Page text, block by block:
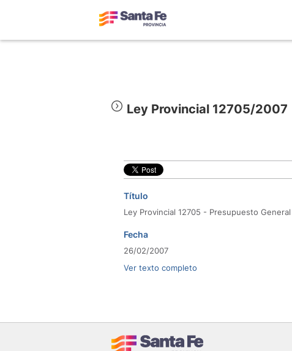
Ley Provincial 12705/2007
Título
Ley Provincial 12705 - Presupuesto
Fecha
26/02/2007
Ver texto completo